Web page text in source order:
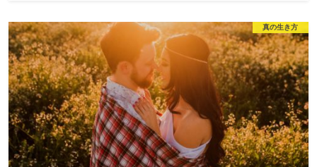
真の生き方